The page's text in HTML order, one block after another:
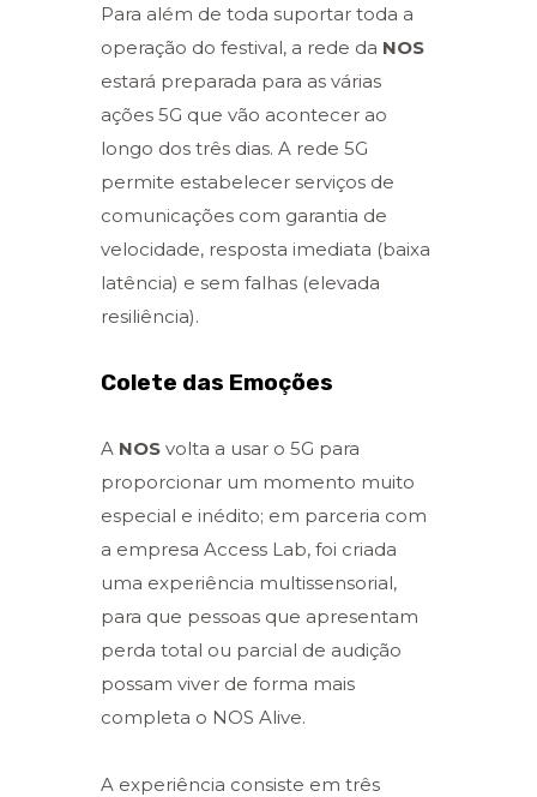
Para além de toda suportar toda a
operação do festival, a rede da NOS
estará preparada para as várias
ações 5G que vão acontecer ao
longo dos três dias. A rede 5G
permite estabelecer serviços de
comunicações com garantia de
velocidade, resposta imediata (baixa
latência) e sem falhas (elevada
resiliência).
Colete das Emoções
A NOS volta a usar o 5G para
proporcionar um momento muito
especial e inédito; em parceria com
a empresa Access Lab, foi criada
uma experiência multissensorial,
para que pessoas que apresentam
perda total ou parcial de audição
possam viver de forma mais
completa o NOS Alive.
A experiência consiste em três